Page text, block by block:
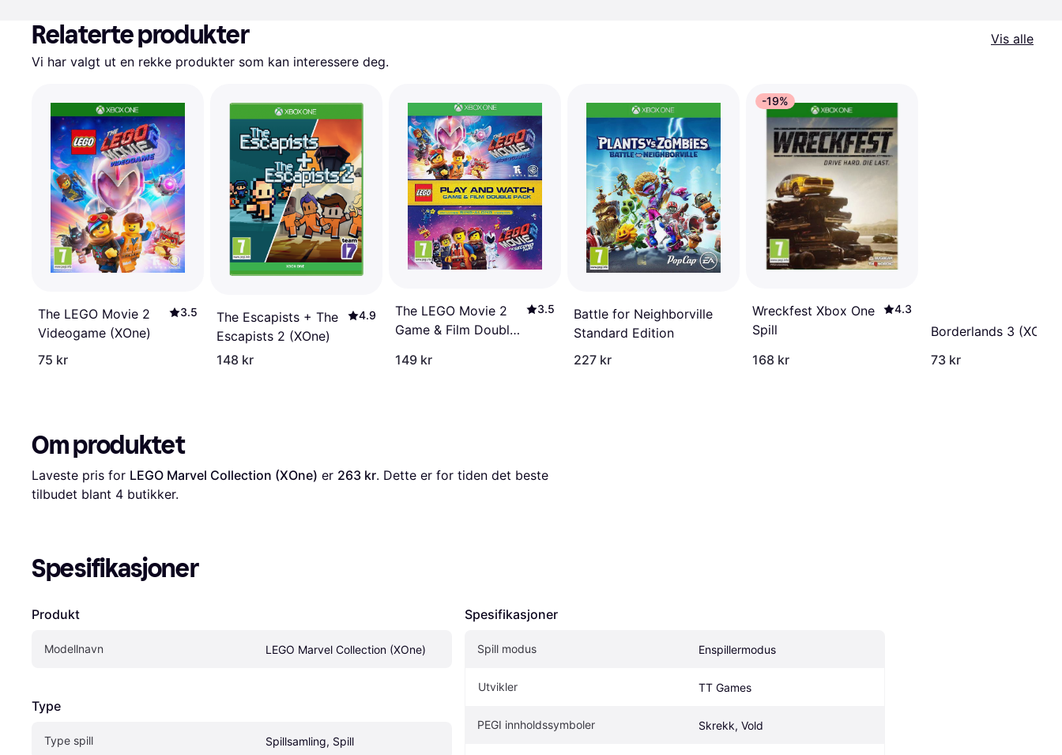
Relaterte produkter
Vis alle
Vi har valgt ut en rekke produkter som kan interessere deg.
The LEGO Movie 2
Videogame (XOne)
3.5
75 kr
The Escapists + The
Escapists 2 (XOne)
4.9
148 kr
The LEGO Movie 2
Game & Film Double
3.5
149 kr
Battle for Neighborville
Standard Edition
227 kr
-19%
Wreckfest Xbox One
Spill
4.3
168 kr
Borderlands 3 (XOne)
73 kr
Om produktet
Laveste pris for LEGO Marvel Collection (XOne) er 263 kr. Dette er for tiden det beste
tilbudet blant 4 butikker.
Spesifikasjoner
Produkt
Modellnavn LEGO Marvel Collection (XOne)
Type
Type spill Spillsamling, Spill
Spesifikasjoner
Spill modus Enspillermodus
Utvikler TT Games
PEGI innholdssymboler Skrekk, Vold